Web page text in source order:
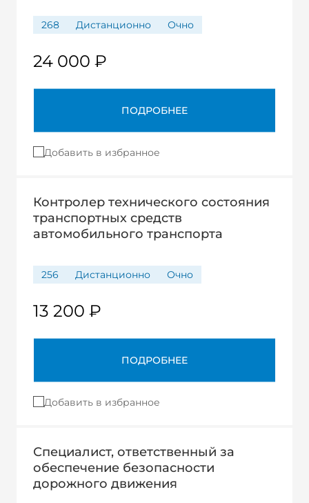
268 Дистанционно Очно
24 000 ₽
ПОДРОБНЕЕ
Добавить в избранное
Контролер технического состояния
транспортных средств
автомобильного транспорта
256 Дистанционно Очно
13 200 ₽
ПОДРОБНЕЕ
Добавить в избранное
Специалист, ответственный за
обеспечение безопасности
дорожного движения